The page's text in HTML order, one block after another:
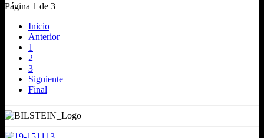
Página 1 de 3
Inicio
Anterior
1
2
3
Siguiente
Final